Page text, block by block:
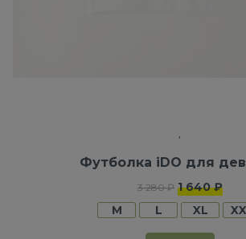
Футболка iDO для
3 280 ₽ 1 640 ₽
M
L XL